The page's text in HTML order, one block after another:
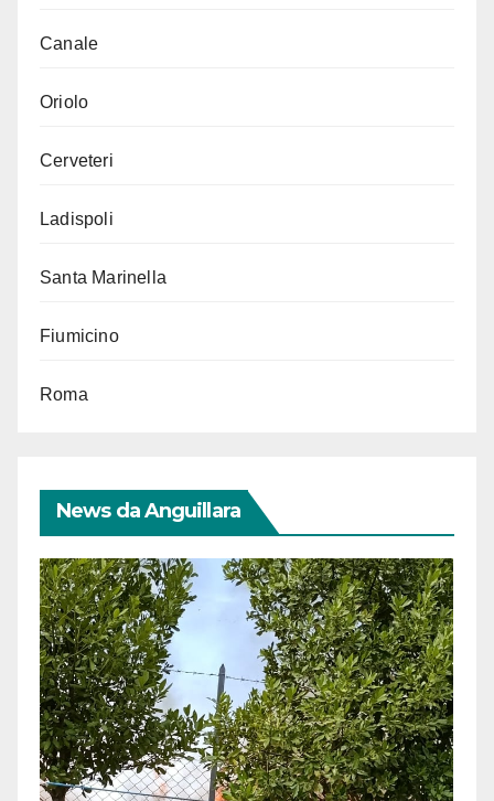
Canale
Oriolo
Cerveteri
Ladispoli
Santa Marinella
Fiumicino
Roma
News da Anguillara